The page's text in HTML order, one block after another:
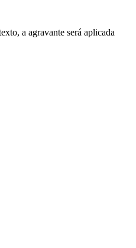
a agravante será aplicada